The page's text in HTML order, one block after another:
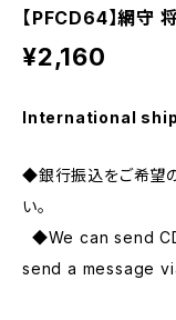
【PFCD64】網守
¥2,160
International
◆銀行振込をご希望
い。
◆We can send
send a message